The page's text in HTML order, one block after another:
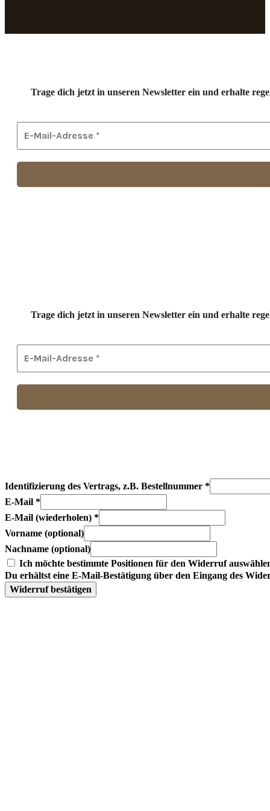
Trage dich jetzt in unseren Newsletter ein und erhalte
Trage dich jetzt in unseren Newsletter ein und erhalte
Identifizierung des Vertrags, z.B. Bestellnummer *
E-Mail *
E-Mail (wiederholen) *
Vorname (optional)
Nachname (optional)
Ich möchte bestimmte Positionen für den Widerruf
Du erhältst eine E-Mail-Bestätigung über den Eingang des
Widerruf bestätigen